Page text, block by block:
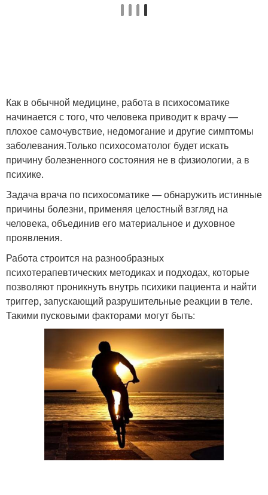
Как в обычной медицине, работа в психосоматике
начинается с того, что человека приводит к врачу —
плохое самочувствие, недомогание и другие симптомы
заболевания.Только психосоматолог будет искать
причину болезненного состояния не в физиологии, а в
психике.
Задача врача по психосоматике — обнаружить истинные
причины болезни, применяя целостный взгляд на
человека, объединив его материальное и духовное
проявления.
Работа строится на разнообразных
психотерапевтических методиках и подходах, которые
позволяют проникнуть внутрь психики пациента и найти
триггер, запускающий разрушительные реакции в теле.
Такими пусковыми факторами могут быть: